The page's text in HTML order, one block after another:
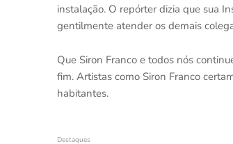
instalação. O repórter dizia que sua
gentilmente atender os
Que Siron Franco e todos nós
fim. Artistas como Siron Franco
habitantes.
Destaques